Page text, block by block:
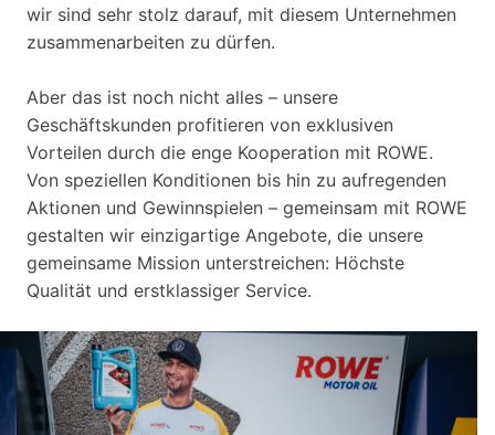
wir sind sehr stolz darauf, mit diesem Unternehmen
zusammenarbeiten zu dürfen.
Aber das ist noch nicht alles – unsere
Geschäftskunden profitieren von exklusiven
Vorteilen durch die enge Kooperation mit ROWE.
Von speziellen Konditionen bis hin zu aufregenden
Aktionen und Gewinnspielen – gemeinsam mit ROWE
gestalten wir einzigartige Angebote, die unsere
gemeinsame Mission unterstreichen: Höchste
Qualität und erstklassiger Service.